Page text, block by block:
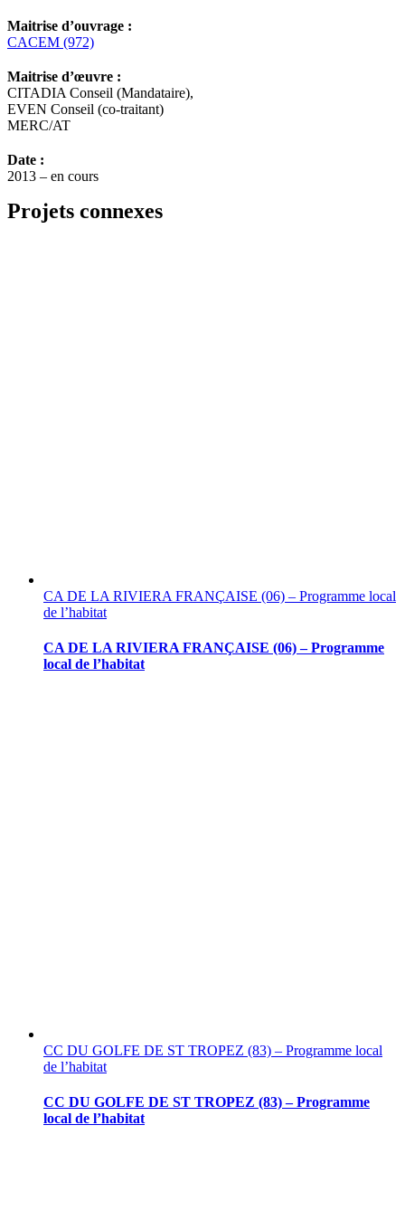
Maitrise d’ouvrage :
CACEM (972)
Maitrise d’œuvre :
CITADIA Conseil (Mandataire),
EVEN Conseil (co-traitant)
MERC/AT
Date :
2013 – en cours
Projets connexes
CA DE LA RIVIERA FRANÇAISE (06) – Programme local
de l’habitat
CA DE LA RIVIERA FRANÇAISE (06) – Programme
local de l’habitat
CC DU GOLFE DE ST TROPEZ (83) – Programme local
de l’habitat
CC DU GOLFE DE ST TROPEZ (83) – Programme
local de l’habitat